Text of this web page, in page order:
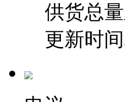
供货总量
更新时间